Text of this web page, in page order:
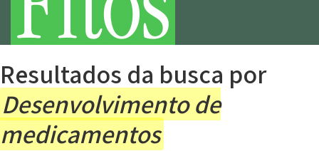
Canais
Resultados da busca por
Desenvolvimento de
medicamentos